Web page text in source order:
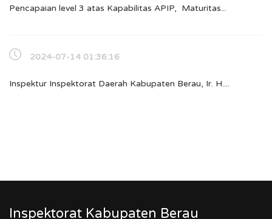
Pencapaian level 3 atas Kapabilitas APIP, Maturitas...
2024-07-14 01:36:16
Inspektur Inspektorat Daerah Kabupaten Berau, Ir. H....
Inspektorat Kabupaten Berau